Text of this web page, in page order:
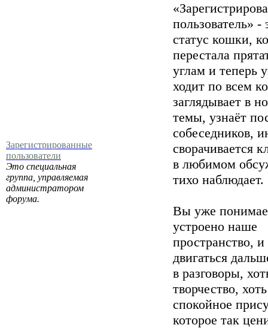
Зарегистрированные
пользователи
Это специальная
группа, управляемая
администратором
форума.
пользователь» -
статус кошки,
перестала
углам и теперь
ходит по всем
заглядывает в
темы, узнаёт
собеседников,
сворачивается
в любимом
тихо наблюдает.
Вы уже
устроено наше
пространство,
двигаться
в разговоры,
творчество,
спокойное
которое так